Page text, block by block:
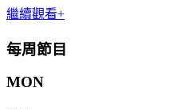
繼續觀看+
每周節目
MON